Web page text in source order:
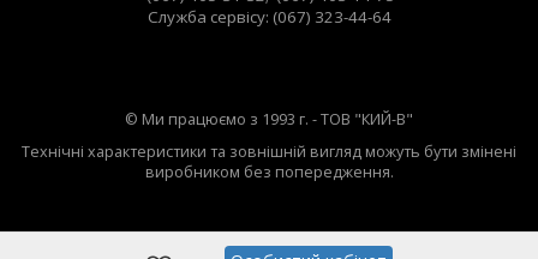
Служба сервiсу: (067) 323-44-64
© Ми працюємо з 1993 г. - ТОВ "КИЙ-В"
Технічні характеристики та зовнішній вигляд можуть бути змінені
виробником без попередження.